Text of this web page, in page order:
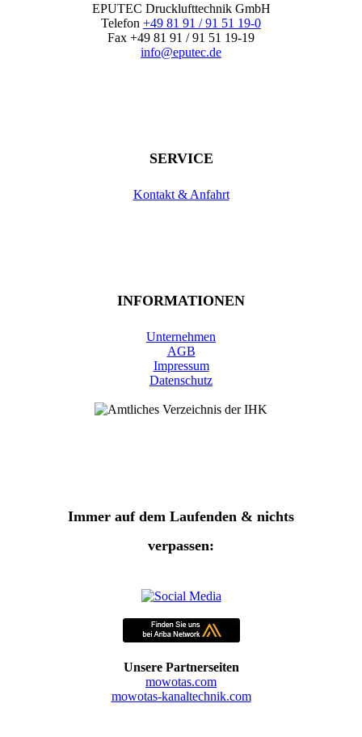
EPUTEC Drucklufttechnik GmbH
Telefon +49 81 91 / 91 51 19-0
Fax +49 81 91 / 91 51 19-19
info@eputec.de
SERVICE
Kontakt & Anfahrt
INFORMATIONEN
Unternehmen
AGB
Impressum
Datenschutz
Immer auf dem Laufenden & nichts
verpassen:
Unsere Partnerseiten
mowotas.com
mowotas-kanaltechnik.com